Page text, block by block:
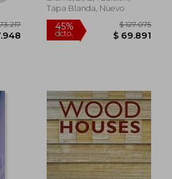
63.531
45%
dcto.
$
$
Tapa Blanda, Nuevo